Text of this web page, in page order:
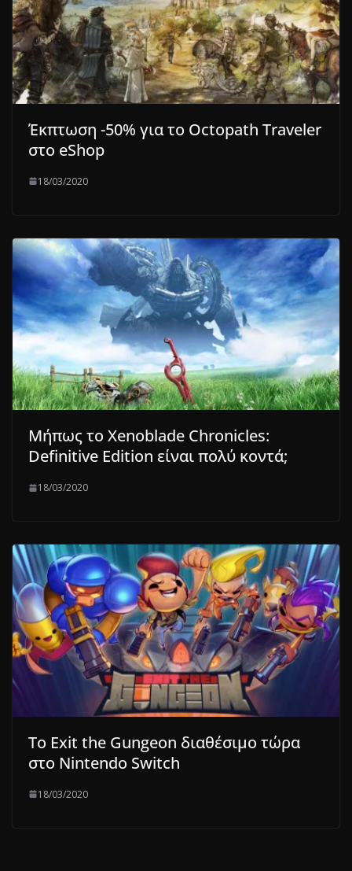
Έκπτωση -50% για το Octopath Traveler
στο eShop
18/03/2020
Μήπως το Xenoblade Chronicles:
Definitive Edition είναι πολύ κοντά;
18/03/2020
Το Exit the Gungeon διαθέσιμο τώρα
στο Nintendo Switch
18/03/2020